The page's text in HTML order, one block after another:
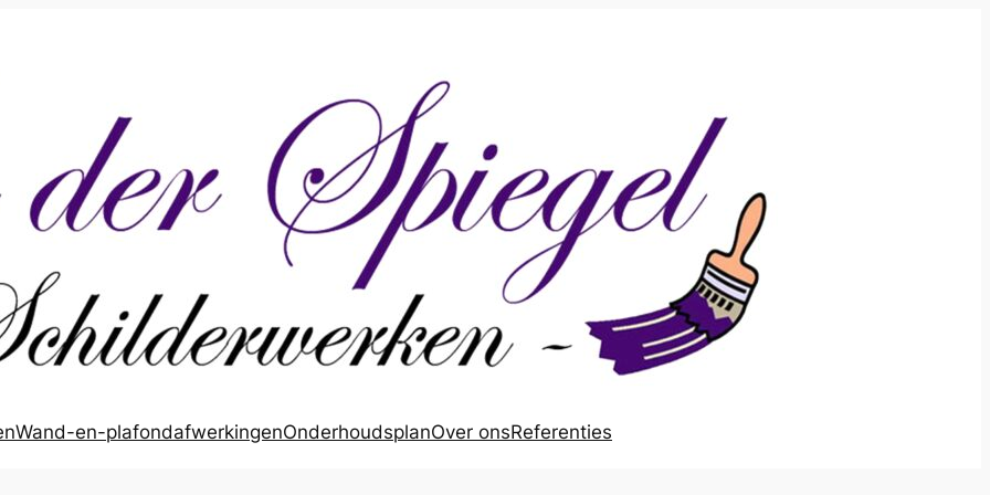
Wand-en-plafondafwerkingenOnderhoudsplanOver onsReferenties